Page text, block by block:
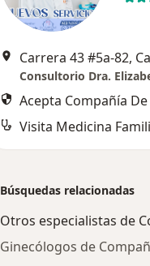
Carrera 43 #5a-82,
Consultorio Dra.
Acepta Compañía
Visita Medicina
Búsquedas relacionadas
Otros especialistas de
Ginecólogos de